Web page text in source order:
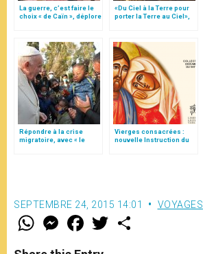
La guerre, c’est faire le
choix « de Caïn », déplore
«Du Ciel à la Terre pour
porter la Terre au Ciel»,
Répondre à la crise
migratoire, avec « le
Vierges consacrées :
nouvelle Instruction du
SEPTEMBRE 24, 2015 14:01 VOYAGES
W
t
M
e
s
F
a
e
w